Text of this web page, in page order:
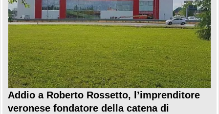
Addio a Roberto Rossetto, l’imprenditore
veronese fondatore della catena di